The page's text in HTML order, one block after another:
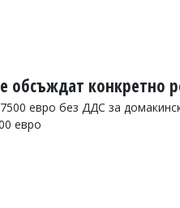
обсъждат конкретно
евро без ДДС за
евро